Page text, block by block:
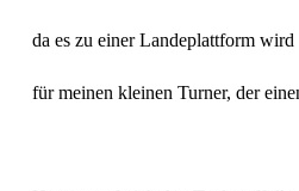
da es zu einer Landeplattform wird
für meinen kleinen Turner, der